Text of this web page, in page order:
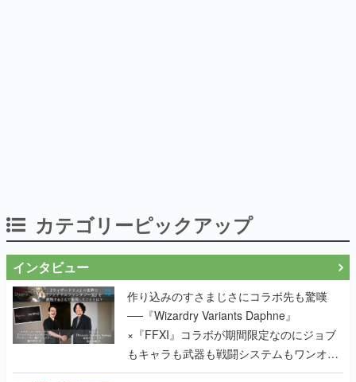
カテゴリーピックアップ
インタビュー
作り込みのすさまじさにコラボ先も驚嘆
──『Wizardry Variants Daphne』
×『FFXI』コラボが期間限定なのにジョブ
もキャラも武器も戦闘システムもワンオフ
で作り込まれた理由を両ディレクターに聞